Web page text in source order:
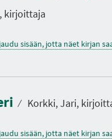
kirjoittaja
sisään, jotta näet kirjan
⁄ Korkki, Jari,
sisään, jotta näet kirjan